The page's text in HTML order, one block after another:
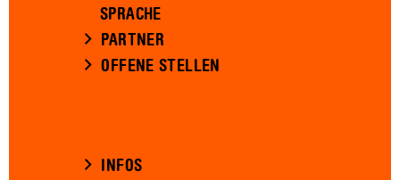
SPRACHE
PARTNER
OFFENE STELLEN
INFOS